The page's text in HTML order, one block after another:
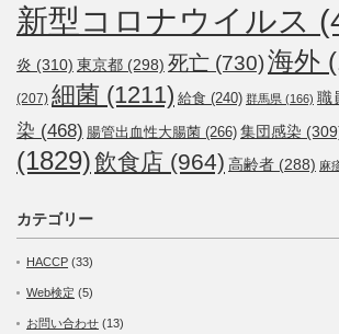
新型コロナウイルス
炎 (310) 東京都 (298) 死亡 (730)海外
(207) 細菌 (1211) 給食 (240) 群馬県 (166) 職
染 (468) 腸管出血性大腸菌 (266) 集団感染
(1829)飲食店 (964) 高齢者 (288) 麻
カテゴリー
HACCP (33)
Web検定 (5)
お問い合わせ (13)